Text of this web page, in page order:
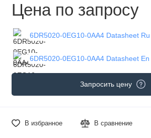
Цена по запросу
6DR5020-0EG10-0AA4 Datasheet Ru
6DR5020-0EG10-0AA4 Datasheet En
Запросить цену
В избранное В сравнение